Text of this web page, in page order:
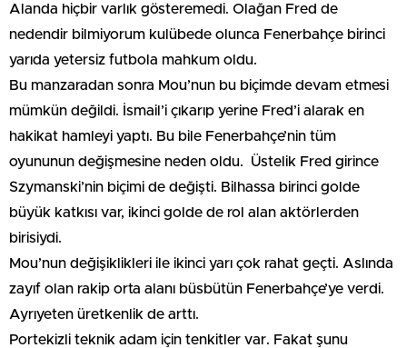
Alanda hiçbir varlık gösteremedi. Olağan Fred de
nedendir bilmiyorum kulübede olunca Fenerbahçe birinci
yarıda yetersiz futbola mahkum oldu.
Bu manzaradan sonra Mou’nun bu biçimde devam etmesi
mümkün değildi. İsmail’i çıkarıp yerine Fred’i alarak en
hakikat hamleyi yaptı. Bu bile Fenerbahçe’nin tüm
oyununun değişmesine neden oldu. Üstelik Fred girince
Szymanski’nin biçimi de değişti. Bilhassa birinci golde
büyük katkısı var, ikinci golde de rol alan aktörlerden
birisiydi.
Mou’nun değişiklikleri ile ikinci yarı çok rahat geçti. Aslında
zayıf olan rakip orta alanı büsbütün Fenerbahçe’ye verdi.
Ayrıyeten üretkenlik de arttı.
Portekizli teknik adam için tenkitler var. Fakat şunu